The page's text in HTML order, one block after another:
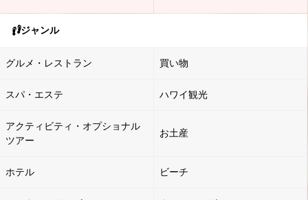
ジャンル
グルメ・レストラン 買い物
スパ・エステ ハワイ観光
アクティビティ・オプショナル
ツアー
お土産
ホテル ビーチ